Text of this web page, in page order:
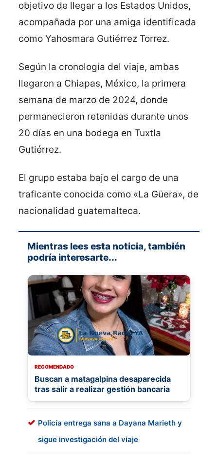
objetivo de llegar a los Estados Unidos,
acompañada por una amiga identificada
como Yahosmara Gutiérrez Torrez.
Según la cronología del viaje, ambas
llegaron a Chiapas, México, la primera
semana de marzo de 2024, donde
permanecieron retenidas durante unos
20 días en una bodega en Tuxtla
Gutiérrez.
El grupo estaba bajo el cargo de una
traficante conocida como «La Güera», de
nacionalidad guatemalteca.
Mientras lees esta noticia, también
podría interesarte...
RECOMENDADO
Buscan a matagalpina desaparecida
tras salir a realizar gestión bancaria
Policía entrega sana a Dayana Marieth y
sigue investigación del viaje